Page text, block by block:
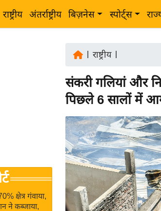
राष्ट्रीय अंतर्राष्ट्रीय बिज़नेस स्पोर्ट्स
क्षेत्र गंवाया,
ने कब्जाया,
राष्ट्रीय|
संकरी गलियां और
पिछले 6 सालों में